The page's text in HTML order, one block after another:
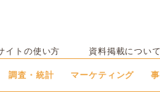
イトの使い方 資料掲載について
調査・統計 マーケティング